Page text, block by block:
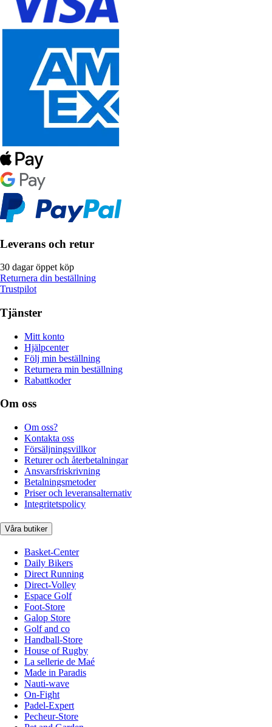
Leverans och retur
30 dagar öppet köp
Returnera din beställning
Trustpilot
Tjänster
Mitt konto
Hjälpcenter
Följ min beställning
Returnera min beställning
Rabattkoder
Om oss
Om oss?
Kontakta oss
Försäljningsvillkor
Returer och återbetalningar
Ansvarsfriskrivning
Betalningsmetoder
Priser och leveransalternativ
Integritetspolicy
Våra butiker
Basket-Center
Daily Bikers
Direct Running
Direct-Volley
Espace Golf
Foot-Store
Galop Store
Golf and co
Handball-Store
House of Rugby
La sellerie de Maé
Made in Paradis
Nauti-wave
On-Fight
Padel-Expert
Pecheur-Store